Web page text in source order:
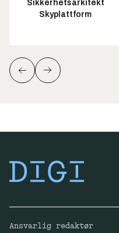
Sikkerhetsarkitekt
Skyplattform
Ansvarlig redaktør